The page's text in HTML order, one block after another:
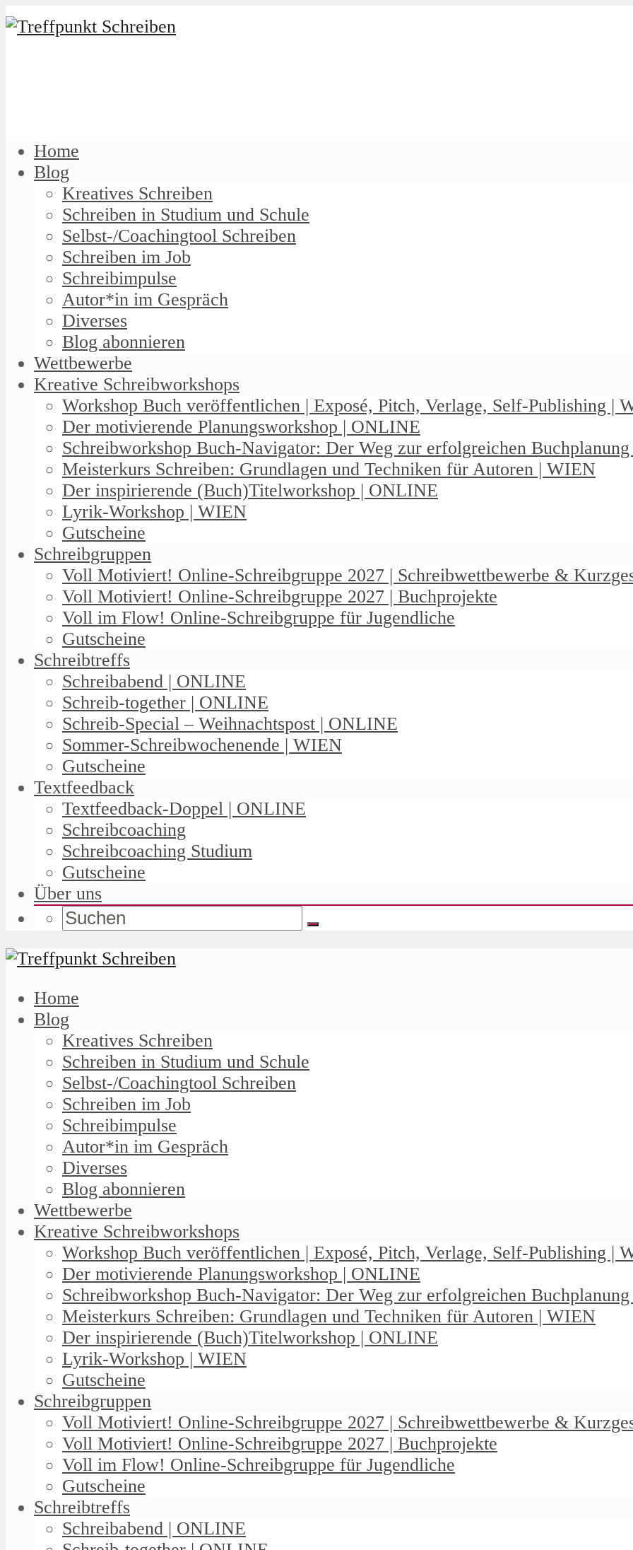
Home
Blog
Kreatives Schreiben
Schreiben in Studium und Schule
Selbst-/Coachingtool Schreiben
Schreiben im Job
Schreibimpulse
Autor*in im Gespräch
Diverses
Blog abonnieren
Wettbewerbe
Kreative Schreibworkshops
Workshop Buch veröffentlichen | Exposé, Pitch, Verlage, Self-Publishing |
Der motivierende Planungsworkshop | ONLINE
Schreibworkshop Buch-Navigator: Der Weg zur erfolgreichen
Meisterkurs Schreiben: Grundlagen und Techniken für Autoren | WIEN
Der inspirierende (Buch)Titelworkshop | ONLINE
Lyrik-Workshop | WIEN
Gutscheine
Schreibgruppen
Voll Motiviert! Online-Schreibgruppe 2027 | Schreibwettbewerbe &
Voll Motiviert! Online-Schreibgruppe 2027 | Buchprojekte
Voll im Flow! Online-Schreibgruppe für Jugendliche
Gutscheine
Schreibtreffs
Schreibabend | ONLINE
Schreib-together | ONLINE
Schreib-Special – Weihnachtspost | ONLINE
Sommer-Schreibwochenende | WIEN
Gutscheine
Textfeedback
Textfeedback-Doppel | ONLINE
Schreibcoaching
Schreibcoaching Studium
Gutscheine
Über uns
Home
Blog
Kreatives Schreiben
Schreiben in Studium und Schule
Selbst-/Coachingtool Schreiben
Schreiben im Job
Schreibimpulse
Autor*in im Gespräch
Diverses
Blog abonnieren
Wettbewerbe
Kreative Schreibworkshops
Workshop Buch veröffentlichen | Exposé, Pitch, Verlage, Self-Publishing |
Der motivierende Planungsworkshop | ONLINE
Schreibworkshop Buch-Navigator: Der Weg zur erfolgreichen
Meisterkurs Schreiben: Grundlagen und Techniken für Autoren | WIEN
Der inspirierende (Buch)Titelworkshop | ONLINE
Lyrik-Workshop | WIEN
Gutscheine
Schreibgruppen
Voll Motiviert! Online-Schreibgruppe 2027 | Schreibwettbewerbe &
Voll Motiviert! Online-Schreibgruppe 2027 | Buchprojekte
Voll im Flow! Online-Schreibgruppe für Jugendliche
Gutscheine
Schreibtreffs
Schreibabend | ONLINE